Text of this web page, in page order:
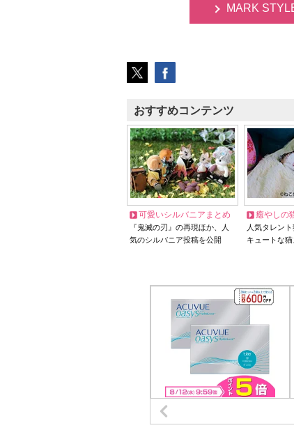
MARK
おすすめコンテンツ
可愛いシルバニアまとめ
『鬼滅の刃』の再現ほか、人
気のシルバニア投稿を公開
癒やしの
人気タレン
キュートな猫